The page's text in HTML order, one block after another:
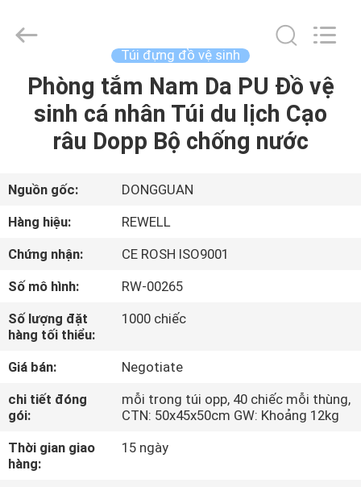
TRANG
CHỦ
SẢN
PHẨM
CHÚNG
TÔI
THAM
QUAN
MÁY
Industrial
Group
Reserved.
Developed
Túi đựng đồ vệ sinh
Phòng tắm Nam Da PU Đồ vệ
sinh cá nhân Túi du lịch Cạo
râu Dopp Bộ chống nước
Nguồn gốc:
DONGGUAN
Hàng hiệu:
REWELL
Chứng nhận:
CE ROSH ISO9001
Số mô hình:
RW-00265
Số lượng đặt
hàng tối thiểu:
1000 chiếc
Giá bán:
Negotiate
chi tiết đóng
gói:
mỗi trong túi opp, 40 chiếc mỗi thùng,
CTN: 50x45x50cm GW: Khoảng 12kg
Thời gian giao
hàng:
15 ngày